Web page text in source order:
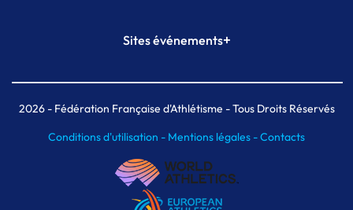
Plateforme Formation
Sites événements+
Meeting de Paris indoor
MAIF Ekiden de Paris
2026- Fédération Française d'Athlétisme - Tous Droits Réservés
Conditions d'utilisation - Mentions légales -Contacts